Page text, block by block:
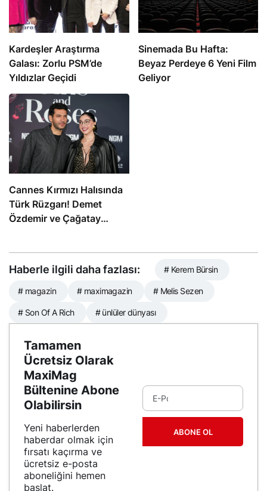
Kardeşler Araştırma
Galası: Zorlu PSM’de
Yıldızlar Geçidi
Sinemada Bu Hafta:
Beyaz Perdeye 6 Yeni Film
Geliyor
Cannes Kırmızı Halısında
Türk Rüzgarı! Demet
Özdemir ve Çağatay
Haberle ilgili daha fazlası: # Kerem Bürsin
# magazin # maximagazin # Melis Sezen
# Son Of A Rich # ünlüler dünyası
Tamamen
Ücretsiz Olarak
MaxiMag
Bültenine Abone
Olabilirsin
Yeni haberlerden
haberdar olmak için
fırsatı kaçırma ve
ücretsiz e-posta
aboneliğini hemen
başlat.
ABONE OL